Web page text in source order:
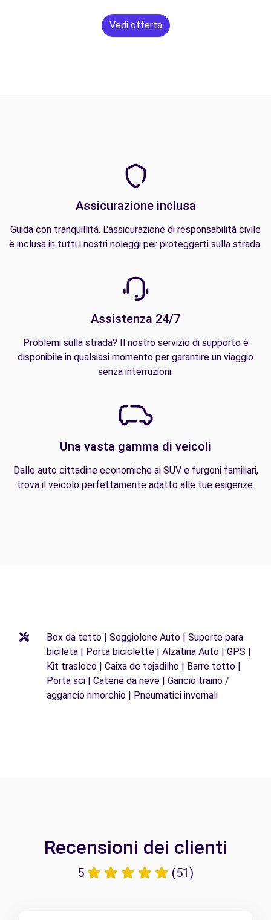
Vedi offerta
Assicurazione inclusa
Guida con tranquillità. L'assicurazione di responsabilità civile
è inclusa in tutti i nostri noleggi per proteggerti sulla strada.
Assistenza 24/7
Problemi sulla strada? Il nostro servizio di supporto è
disponibile in qualsiasi momento per garantire un viaggio
senza interruzioni.
Una vasta gamma di veicoli
Dalle auto cittadine economiche ai SUV e furgoni familiari,
trova il veicolo perfettamente adatto alle tue esigenze.
Box da tetto | Seggiolone Auto | Suporte para
bicileta | Porta biciclette | Alzatina Auto | GPS |
Kit trasloco | Caixa de tejadilho | Barre tetto |
Porta sci | Catene da neve | Gancio traino /
aggancio rimorchio | Pneumatici invernali
Recensioni dei clienti
5 (51)